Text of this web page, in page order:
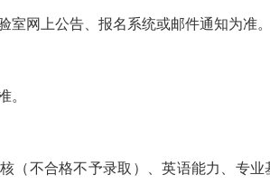
室网上公告、报名系统或邮件通知为准。
。
（不合格不予录取）、英语能力、专